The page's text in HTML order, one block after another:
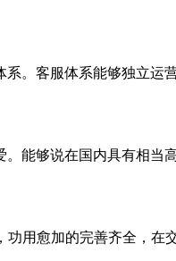
。客服体系能够独立
能够说在国内具有相
用愈加的完善齐全，在